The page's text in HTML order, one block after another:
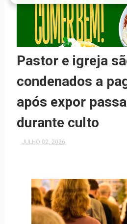
Pastor e igreja
condenados a
após expor
durante culto
JULHO 02, 2026